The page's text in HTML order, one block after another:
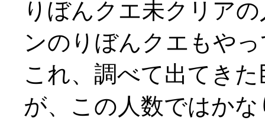
りぼんクエ未クリア
ンのりぼんクエもや
これ、調べて出てき
が、この人数ではかな